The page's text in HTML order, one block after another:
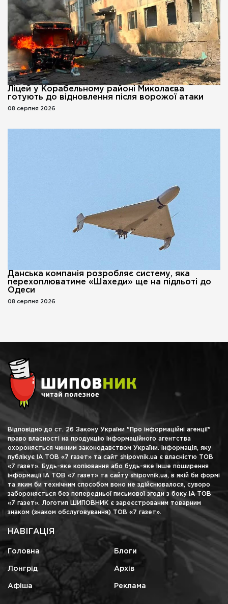
Ліцей у Корабельному районі Миколаєва
готують до відновлення після ворожої атаки
08 серпня 2026
Данська компанія розробляє систему, яка
перехоплюватиме «Шахеди» ще на підльоті до
Одеси
08 серпня 2026
Відповідно до ст. 26 Закону України "Про інформаційні агенції"
право власності на продукцію інформаційного агентства
охороняється чинним законодавством України. Інформація, яку
публікує ІА ТОВ «7 газет» та сайт shipovnik.ua є власністю ТОВ
«7 газет». Будь-яке копіювання або будь-яке інше поширення
інформації ІА ТОВ «7 газет» та сайту shipovnik.ua, в якій би формі
та яким би технічним способом воно не здійснювалося, суворо
забороняється без попередньої письмової згоди з боку ІА ТОВ
«7 газет». Логотип ШИПОВНИК є зареєстрованим товарним
знаком (знаком обслуговування) ТОВ «7 газет».
НАВІГАЦІЯ
Головна Блоги
Лонгрід Архів
Афіша Реклама